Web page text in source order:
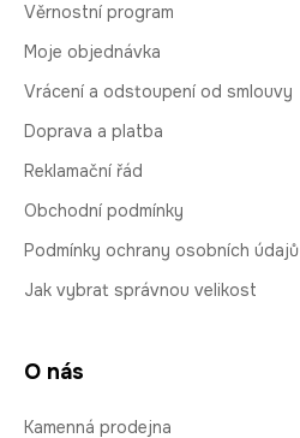
Věrnostní program
Moje objednávka
Vrácení a odstoupení od smlouvy
Doprava a platba
Reklamační řád
Obchodní podmínky
Podmínky ochrany osobních údajů
Jak vybrat správnou velikost
O nás
Kamenná prodejna